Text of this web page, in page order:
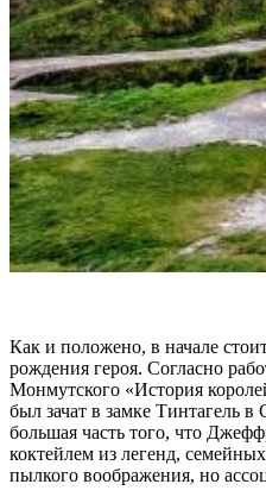
Как и положено, в начале
рождения героя. Согласно
Монмутского «История
был зачат в замке Тинтагель
большая часть того, что
коктейлем из легенд,
пылкого воображения, но